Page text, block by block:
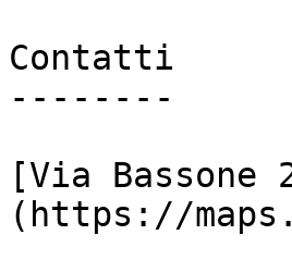
Contatti
--------
[Via Bassone
(https://